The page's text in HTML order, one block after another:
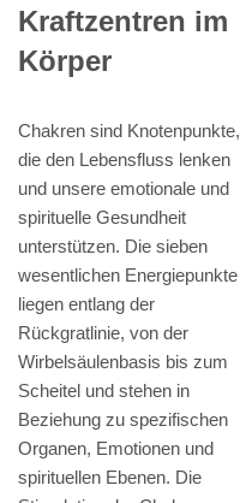
Kraftzentren im
Körper
Chakren sind Knotenpunkte,
die den Lebensfluss lenken
und unsere emotionale und
spirituelle Gesundheit
unterstützen. Die sieben
wesentlichen Energiepunkte
liegen entlang der
Rückgratlinie, von der
Wirbelsäulenbasis bis zum
Scheitel und stehen in
Beziehung zu spezifischen
Organen, Emotionen und
spirituellen Ebenen. Die